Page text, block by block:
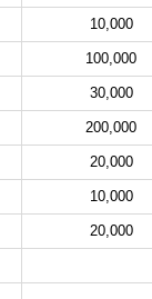
10,000
100,000
30,000
200,000
20,000
10,000
20,000